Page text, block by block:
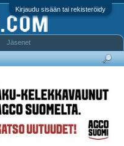
Kirjaudu sisään tai rekisteröidy
Jäsenet